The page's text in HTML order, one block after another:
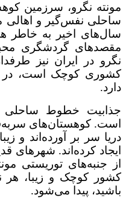
مونته نگرو، سرزمین
ساحلی نفس‌گیر و اهالی
سال‌های اخیر به خاطر
مقصدهای گردشگری
نگرو در ایران نیز
کشوری کوچک است، در
دارد.
جذابیت خطوط ساحلی
است. کوهستان‌های
دریا سر بر آورده‌اند و
ایجاد کرده‌اند. شهرهای
از جنبه‌های توریستی
کشور کوچک و زیبا، هر
باشید، پیدا می‌شود.